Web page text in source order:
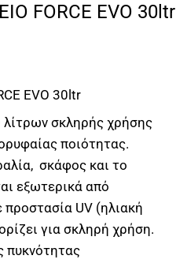
FORCE EVO 30ltr
EVO 30ltr
λίτρων σκληρής χρήσης
ποιότητας.
σκάφος και το
εξωτερικά από
προστασία UV (ηλιακή
για σκληρή χρήση.
πυκνότητας